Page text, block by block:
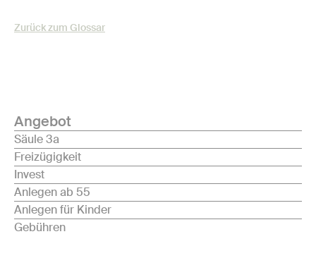
Zurück zum Glossar
Angebot
Säule 3a
Freizügigkeit
Invest
Anlegen ab 55
Anlegen für Kinder
Gebühren